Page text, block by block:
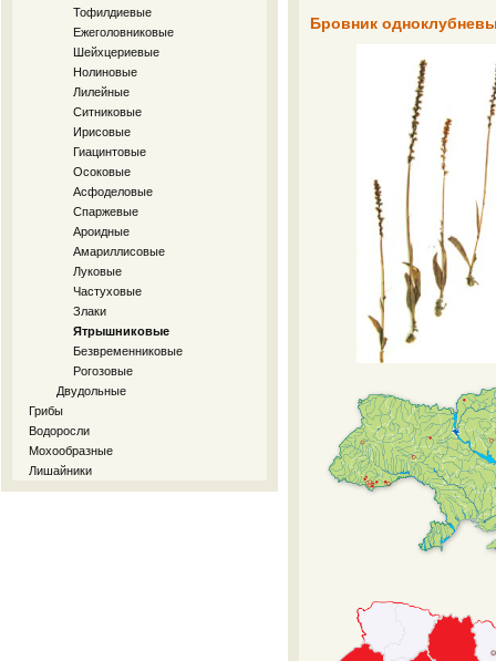
Тофилдиевые
Ежеголовниковые
Шейхцериевые
Нолиновые
Лилейные
Ситниковые
Ирисовые
Гиацинтовые
Осоковые
Асфоделовые
Спаржевые
Ароидные
Амариллисовые
Луковые
Частуховые
Злаки
Ятрышниковые
Безвременниковые
Рогозовые
Двудольные
Грибы
Водоросли
Мохообразные
Лишайники
Бровник